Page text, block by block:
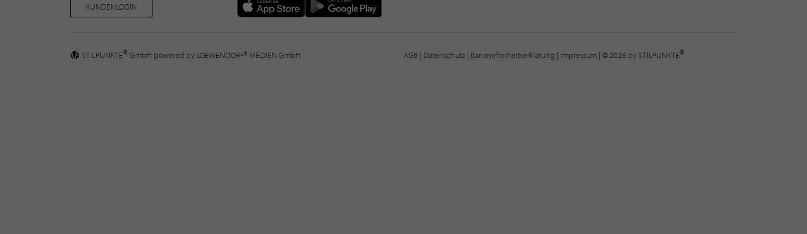
KUNDENLOGIN
STILPUNKTE® GmbH powered by LOEWENDORF® MEDIEN GmbH AGB | Datenschutz | Barrierefreiheitserklärung | Impressum | © 2026 by STILPUNKTE®